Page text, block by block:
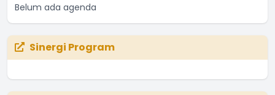
Belum ada agenda
Sinergi Program